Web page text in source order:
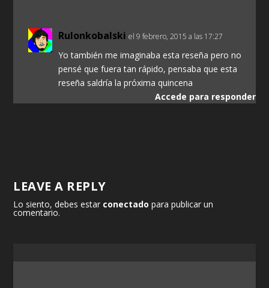
Rulonkobalski el 9 febrero, 2015 a las 17:27
Yo también me imaginaba esta reseña pero no
pensé que fuera tan rápido, pensaba que esta
reseña saldría la próxima quincena
Accede para responder
LEAVE A REPLY
Lo siento, debes estar conectado para publicar un
comentario.